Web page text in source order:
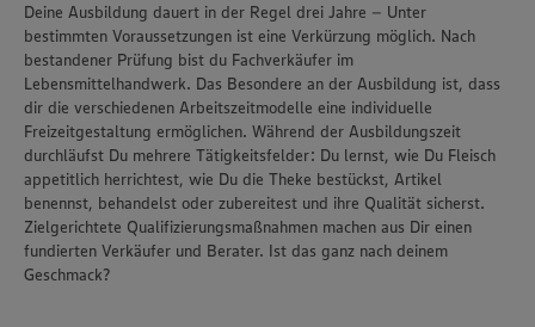
Deine Ausbildung dauert in der Regel drei Jahre – Unter
bestimmten Voraussetzungen ist eine Verkürzung möglich. Nach
bestandener Prüfung bist du Fachverkäufer im
Lebensmittelhandwerk. Das Besondere an der Ausbildung ist, dass
dir die verschiedenen Arbeitszeitmodelle eine individuelle
Freizeitgestaltung ermöglichen. Während der Ausbildungszeit
durchläufst Du mehrere Tätigkeitsfelder: Du lernst, wie Du Fleisch
appetitlich herrichtest, wie Du die Theke bestückst, Artikel
benennst, behandelst oder zubereitest und ihre Qualität sicherst.
Zielgerichtete Qualifizierungsmaßnahmen machen aus Dir einen
fundierten Verkäufer und Berater. Ist das ganz nach deinem
Geschmack?